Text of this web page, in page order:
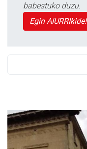
babestuko duzu.
Egin AIURRIkide!